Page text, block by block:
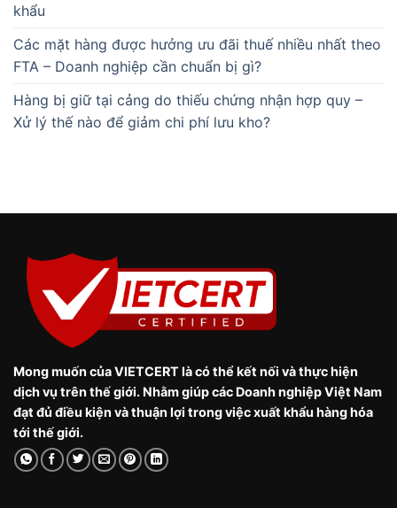
khẩu
Các mặt hàng được hưởng ưu đãi thuế nhiều nhất theo
FTA – Doanh nghiệp cần chuẩn bị gì?
Hàng bị giữ tại cảng do thiếu chứng nhận hợp quy –
Xử lý thế nào để giảm chi phí lưu kho?
Mong muốn của VIETCERT là có thể kết nối và thực hiện
dịch vụ trên thế giới. Nhằm giúp các Doanh nghiệp Việt Nam
đạt đủ điều kiện và thuận lợi trong việc xuất khẩu hàng hóa
tới thế giới.